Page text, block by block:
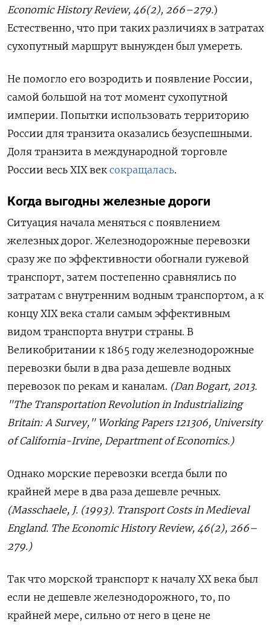
Economic History Review, 46(2), 266–279.)
Естественно, что при таких различиях в затратах
сухопутный маршрут вынужден был умереть.
Не помогло его возродить и появление России,
самой большой на тот момент сухопутной
империи. Попытки использовать территорию
России для транзита оказались безуспешными.
Доля транзита в международной торговле
России весь XIX век сокращалась.
Когда выгодны железные дороги
Ситуация начала меняться с появлением
железных дорог. Железнодорожные перевозки
сразу же по эффективности обогнали гужевой
транспорт, затем постепенно сравнялись по
затратам с внутренним водным транспортом, а к
концу XIX века стали самым эффективным
видом транспорта внутри страны. В
Великобритании к 1865 году железнодорожные
перевозки были в два раза дешевле водных
перевозок по рекам и каналам. (Dan Bogart, 2013.
"The Transportation Revolution in Industrializing
Britain: A Survey," Working Papers 121306, University
of California-Irvine, Department of Economics.)
Однако морские перевозки всегда были по
крайней мере в два раза дешевле речных.
(Masschaele, J. (1993). Transport Costs in Medieval
England. The Economic History Review, 46(2), 266–
279.)
Так что морской транспорт к началу XX века был
если не дешевле железнодорожного, то, по
крайней мере, сильно от него в цене не